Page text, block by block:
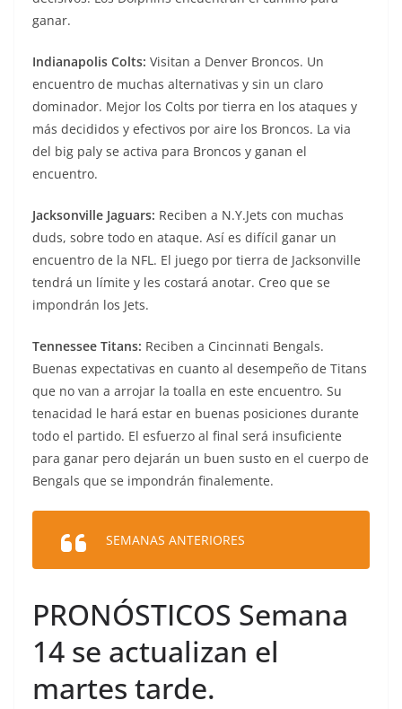
ganar.
Indianapolis Colts: Visitan a Denver Broncos. Un
encuentro de muchas alternativas y sin un claro
dominador. Mejor los Colts por tierra en los ataques y
más decididos y efectivos por aire los Broncos. La via
del big paly se activa para Broncos y ganan el
encuentro.
Jacksonville Jaguars: Reciben a N.Y.Jets con muchas
duds, sobre todo en ataque. Así es difícil ganar un
encuentro de la NFL. El juego por tierra de Jacksonville
tendrá un límite y les costará anotar. Creo que se
impondrán los Jets.
Tennessee Titans: Reciben a Cincinnati Bengals.
Buenas expectativas en cuanto al desempeño de Titans
que no van a arrojar la toalla en este encuentro. Su
tenacidad le hará estar en buenas posiciones durante
todo el partido. El esfuerzo al final será insuficiente
para ganar pero dejarán un buen susto en el cuerpo de
Bengals que se impondrán finalemente.
SEMANAS ANTERIORES
PRONÓSTICOS Semana
14 se actualizan el
martes tarde.